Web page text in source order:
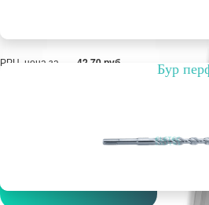
РРЦ, цена за
42,70 руб. Бур